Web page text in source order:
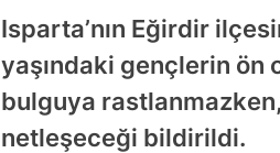
Isparta’nın Eğirdir
yaşındaki gençlerin ön
bulguya
netleşeceği bildirildi.